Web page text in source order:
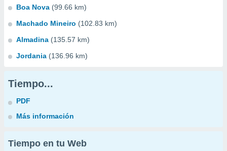
Boa Nova (99.66 km)
Machado Mineiro (102.83 km)
Almadina (135.57 km)
Jordania (136.96 km)
Tiempo...
PDF
Más información
Tiempo en tu Web